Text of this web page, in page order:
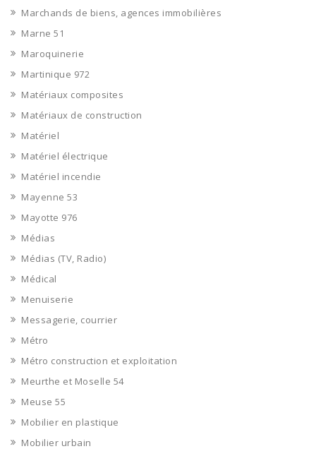
Marchands de biens, agences immobilières
Marne 51
Maroquinerie
Martinique 972
Matériaux composites
Matériaux de construction
Matériel
Matériel électrique
Matériel incendie
Mayenne 53
Mayotte 976
Médias
Médias (TV, Radio)
Médical
Menuiserie
Messagerie, courrier
Métro
Métro construction et exploitation
Meurthe et Moselle 54
Meuse 55
Mobilier en plastique
Mobilier urbain